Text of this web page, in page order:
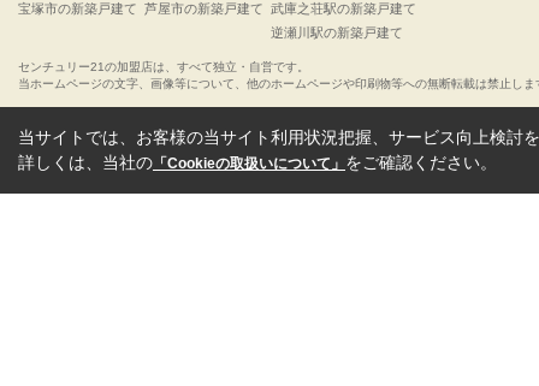
宝塚市の新築戸建て 芦屋市の新築戸建て 武庫之荘駅の新築戸建て
逆瀬川駅の新築戸建て
センチュリー21の加盟店は、すべて独立・自営です。
当ホームページの文字、画像等について、他のホームページや印刷物等への無断転載は禁止しま
当サイトでは、お客様の当サイト利用状況把握、サービス向上検討
詳しくは、当社の 「Cookieの取扱いについて」 をご確認ください。